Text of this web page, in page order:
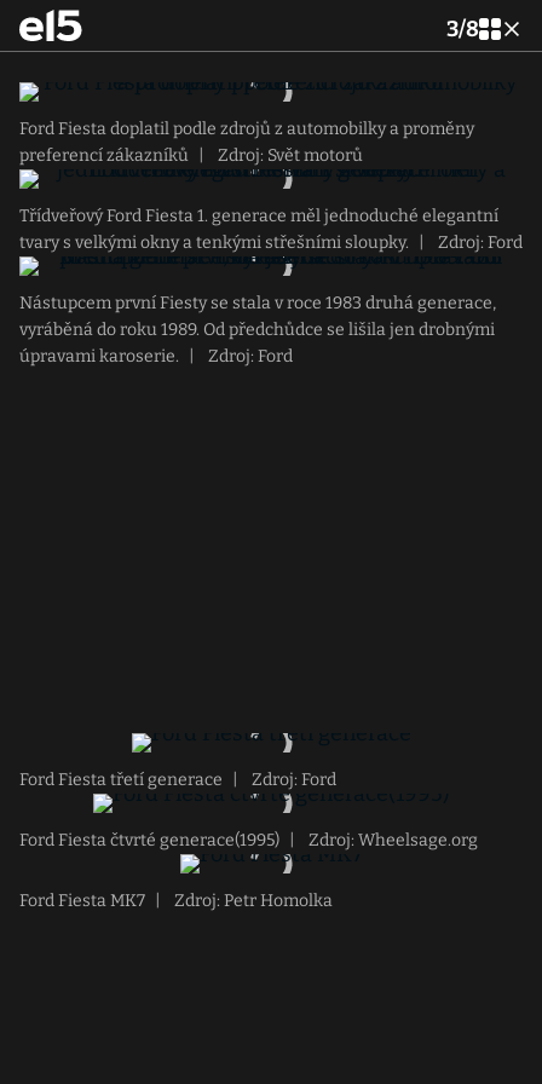
3/8
Ford Fiesta doplatil podle zdrojů z automobilky a proměny
preferencí zákazníků
Zdroj: Svět motorů
Třídveřový Ford Fiesta 1. generace měl jednoduché elegantní
tvary s velkými okny a tenkými střešními sloupky.
Zdroj: Ford
Nástupcem první Fiesty se stala v roce 1983 druhá generace,
vyráběná do roku 1989. Od předchůdce se lišila jen drobnými
úpravami karoserie.
Zdroj: Ford
Ford Fiesta třetí generace Zdroj: Ford
Ford Fiesta čtvrté generace(1995) Zdroj: Wheelsage.org
Ford Fiesta MK7 Zdroj: Petr Homolka